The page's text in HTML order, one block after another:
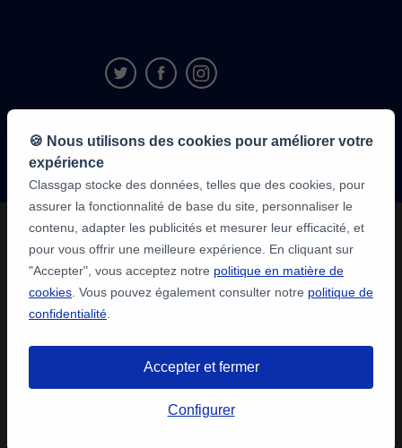
9,6/10
avis
🍪 Nous utilisons des cookies pour améliorer votre
expérience
Classgap stocke des données, telles que des cookies, pour
assurer la fonctionnalité de base du site, personnaliser le
contenu, adapter les publicités et mesurer leur efficacité, et
pour vous offrir une meilleure expérience. En cliquant sur
"Accepter", vous acceptez notre politique en matière de
cookies . Vous pouvez également consulter notre politique de
confidentialité
Accepter et fermer
Configurer